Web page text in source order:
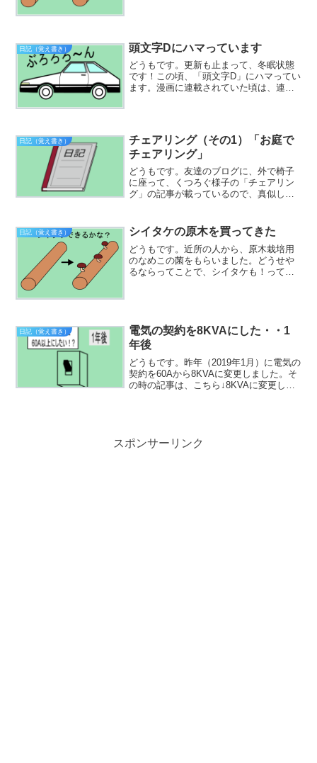
日記（覚え書き） 頭文字Dにハマっています
どうもです。更新も止まって、冬眠状態
です！この頃、「頭文字D」にハマってい
ます。漫画に連載されていた頃は、連載
いました。すみません...
日記（覚え書き）
チェアリング（その1）「お庭で
チェアリング」
どうもです。友達のブログに、外で椅子
に座って、くつろぐ様子の「チェアリン
グ」の記事が載っているので、真似して
して、庭の日陰でチェアリングをしてみ
ました。ライム割の炭酸水...
日記（覚え書き） シイタケの原木を買ってきた
どうもです。近所の人から、原木栽培用
のなめこの菌をもらいました。どうせや
るならってことで、シイタケも！ってこ
日記（覚え書き）
電気の契約を8KVAにした・・1
年後
どうもです。昨年（2019年1月）に電気の
契約を60Aから8KVAに変更しました。そ
の時の記事は、こちら↓8KVAに変更した
スポンサーリンク